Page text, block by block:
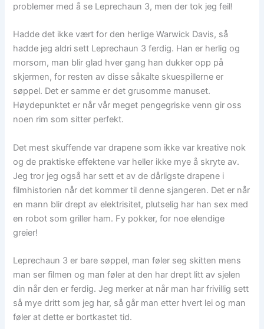
problemer med å se Leprechaun 3, men der tok jeg feil!
Hadde det ikke vært for den herlige Warwick Davis, så
hadde jeg aldri sett Leprechaun 3 ferdig. Han er herlig og
morsom, man blir glad hver gang han dukker opp på
skjermen, for resten av disse såkalte skuespillerne er
søppel. Det er samme er det grusomme manuset.
Høydepunktet er når vår meget pengegriske venn gir oss
noen rim som sitter perfekt.
Det mest skuffende var drapene som ikke var kreative nok
og de praktiske effektene var heller ikke mye å skryte av.
Jeg tror jeg også har sett et av de dårligste drapene i
filmhistorien når det kommer til denne sjangeren. Det er når
en mann blir drept av elektrisitet, plutselig har han sex med
en robot som griller ham. Fy pokker, for noe elendige
greier!
Leprechaun 3 er bare søppel, man føler seg skitten mens
man ser filmen og man føler at den har drept litt av sjelen
din når den er ferdig. Jeg merker at når man har frivillig sett
så mye dritt som jeg har, så går man etter hvert lei og man
føler at dette er bortkastet tid.